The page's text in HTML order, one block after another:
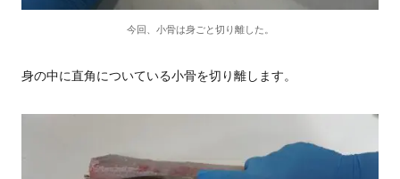
今回、小骨は身ごと切り離した。
身の中に直角についている小骨を切り離します。